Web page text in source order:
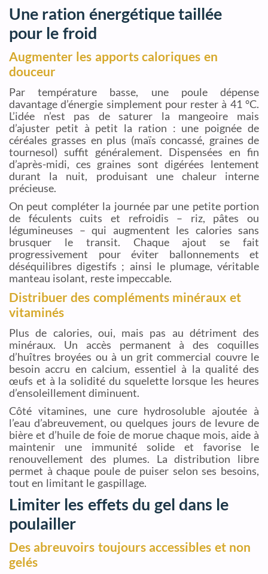
Une ration énergétique taillée
pour le froid
Augmenter les apports caloriques en
douceur
Par température basse, une poule dépense
davantage d’énergie simplement pour rester à 41 °C.
L’idée n’est pas de saturer la mangeoire mais
d’ajuster petit à petit la ration : une poignée de
céréales grasses en plus (maïs concassé, graines de
tournesol) suffit généralement. Dispensées en fin
d’après-midi, ces graines sont digérées lentement
durant la nuit, produisant une chaleur interne
précieuse.
On peut compléter la journée par une petite portion
de féculents cuits et refroidis – riz, pâtes ou
légumineuses – qui augmentent les calories sans
brusquer le transit. Chaque ajout se fait
progressivement pour éviter ballonnements et
déséquilibres digestifs ; ainsi le plumage, véritable
manteau isolant, reste impeccable.
Distribuer des compléments minéraux et
vitaminés
Plus de calories, oui, mais pas au détriment des
minéraux. Un accès permanent à des coquilles
d’huîtres broyées ou à un grit commercial couvre le
besoin accru en calcium, essentiel à la qualité des
œufs et à la solidité du squelette lorsque les heures
d’ensoleillement diminuent.
Côté vitamines, une cure hydrosoluble ajoutée à
l’eau d’abreuvement, ou quelques jours de levure de
bière et d’huile de foie de morue chaque mois, aide à
maintenir une immunité solide et favorise le
renouvellement des plumes. La distribution libre
permet à chaque poule de puiser selon ses besoins,
tout en limitant le gaspillage.
Limiter les effets du gel dans le
poulailler
Des abreuvoirs toujours accessibles et non
gelés